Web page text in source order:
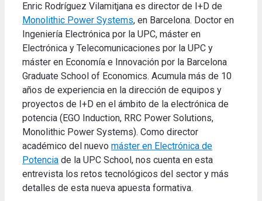
Enric Rodríguez Vilamitjana es director de I+D de
Monolithic Power Systems, en Barcelona. Doctor en
Ingeniería Electrónica por la UPC, máster en
Electrónica y Telecomunicaciones por la UPC y
máster en Economía e Innovación por la Barcelona
Graduate School of Economics. Acumula más de 10
años de experiencia en la dirección de equipos y
proyectos de I+D en el ámbito de la electrónica de
potencia (EGO Induction, RRC Power Solutions,
Monolithic Power Systems). Como director
académico del nuevo máster en Electrónica de
Potencia de la UPC School, nos cuenta en esta
entrevista los retos tecnológicos del sector y más
detalles de esta nueva apuesta formativa.